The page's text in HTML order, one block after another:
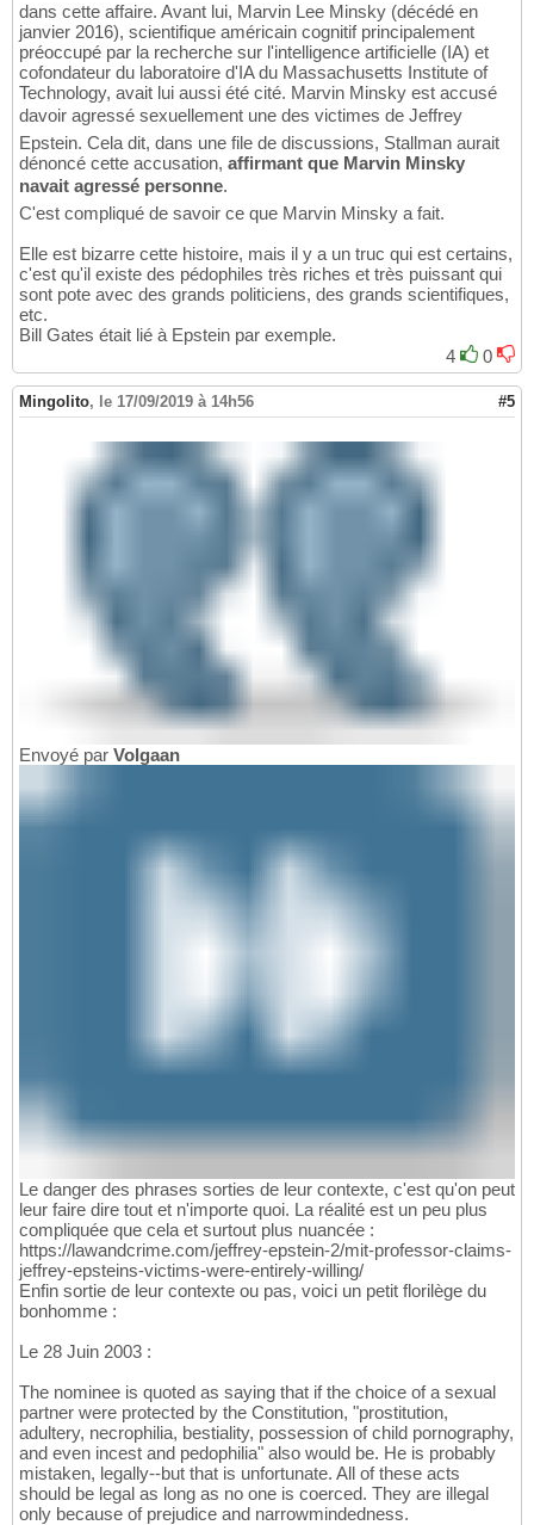
dans cette affaire. Avant lui, Marvin Lee Minsky (décédé en
janvier 2016), scientifique américain cognitif principalement
préoccupé par la recherche sur l'intelligence artificielle (IA) et
cofondateur du laboratoire d'IA du Massachusetts Institute of
Technology, avait lui aussi été cité. Marvin Minsky est accusé
davoir agressé sexuellement une des victimes de Jeffrey
Epstein. Cela dit, dans une file de discussions, Stallman aurait
dénoncé cette accusation, affirmant que Marvin Minsky
navait agressé personne.
C'est compliqué de savoir ce que Marvin Minsky a fait.
Elle est bizarre cette histoire, mais il y a un truc qui est certains,
c'est qu'il existe des pédophiles très riches et très puissant qui
sont pote avec des grands politiciens, des grands scientifiques,
etc.
Bill Gates était lié à Epstein par exemple.
4
0
Mingolito, le 17/09/2019 à 14h56 #5
Envoyé par Volgaan
Le danger des phrases sorties de leur contexte, c'est qu'on peut
leur faire dire tout et n'importe quoi. La réalité est un peu plus
compliquée que cela et surtout plus nuancée :
https://lawandcrime.com/jeffrey-epstein-2/mit-professor-claims-
jeffrey-epsteins-victims-were-entirely-willing/
Enfin sortie de leur contexte ou pas, voici un petit florilège du
bonhomme :
Le 28 Juin 2003 :
The nominee is quoted as saying that if the choice of a sexual
partner were protected by the Constitution, "prostitution,
adultery, necrophilia, bestiality, possession of child pornography,
and even incest and pedophilia" also would be. He is probably
mistaken, legally--but that is unfortunate. All of these acts
should be legal as long as no one is coerced. They are illegal
only because of prejudice and narrowmindedness.